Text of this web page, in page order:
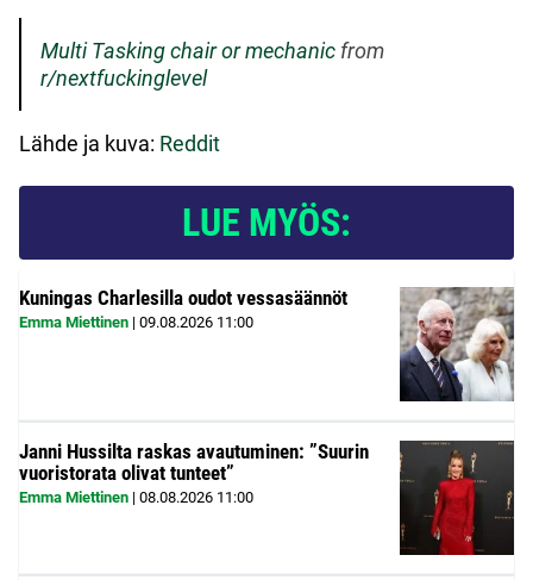
Multi Tasking chair or mechanic from
r/nextfuckinglevel
Lähde ja kuva: Reddit
LUE MYÖS:
Kuningas Charlesilla oudot vessasäännöt
Emma Miettinen | 09.08.2026 11:00
Janni Hussilta raskas avautuminen: ”Suurin
vuoristorata olivat tunteet”
Emma Miettinen | 08.08.2026 11:00